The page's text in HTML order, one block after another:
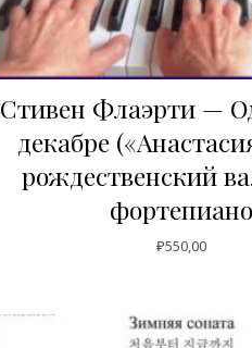
Стивен Флаэрти —
декабре
рождественский
фортепиано
₽550,00